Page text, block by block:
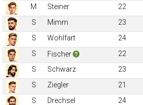
M
Steiner 22
S
Mimm 23
S
Wohlfart 24
S
Fischer 22
S
Schwarz 23
S
Ziegler 21
S
Drechsel 24